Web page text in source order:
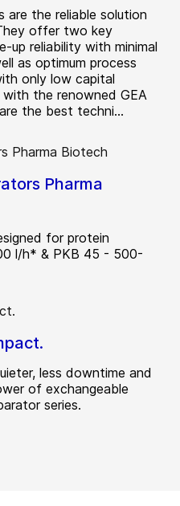
are the reliable solution
offer two key
up reliability with minimal
as optimum process
only low capital
with the renowned GEA
the best techni...
Pharma
for protein
l/h* & PKB 45 - 500-
less downtime and
of exchangeable
series.